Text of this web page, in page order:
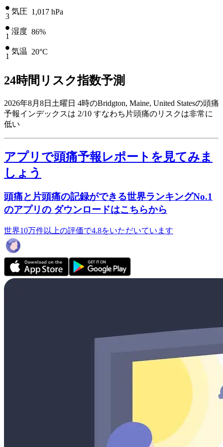
3
気圧 1,017 hPa
1
湿度 86%
1
気温 20°C
24時間リスク指数予測
2026年8月8日土曜日 4時のBridgton, Maine, United Statesの頭痛
予報インデックスは 2/10 すなわち片頭痛のリスクは非常に
低い
アプリで頭痛予報レポートを見てみま
しょう
頭痛と片頭痛の記録ができる世界ランキングNo.1
のアプリの ダウンロードはこちらから
世界10万件以上の評価で4.8をいただいています